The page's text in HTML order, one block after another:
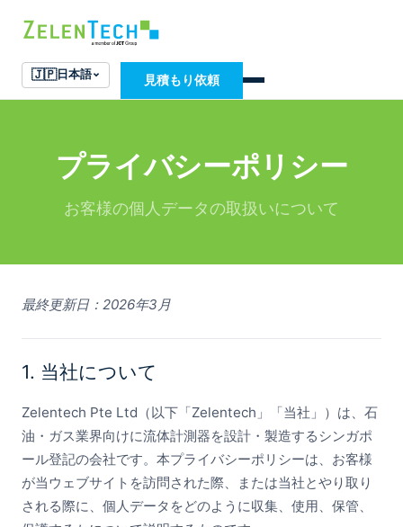
🇯🇵日本語 見積もり依頼
プライバシーポリシー
お客様の個人データの取扱いについて
最終更新日：2026年3月
1. 当社について
Zelentech Pte Ltd（以下「Zelentech」「当社」）は、石
油・ガス業界向けに流体計測器を設計・製造するシンガポ
ール登記の会社です。本プライバシーポリシーは、お客様
が当ウェブサイトを訪問された際、または当社とやり取り
される際に、個人データをどのように収集、使用、保管、